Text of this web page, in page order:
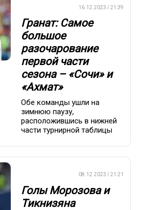
16.12.2023 / 21:39
Гранат: Самое
большое
разочарование
первой части
сезона – «Сочи» и
«Ахмат»
Обе команды ушли на
зимнюю паузу,
расположившись в нижней
части турнирной таблицы
08.12.2023 / 21:21
Голы Морозова и
Тикнизяна